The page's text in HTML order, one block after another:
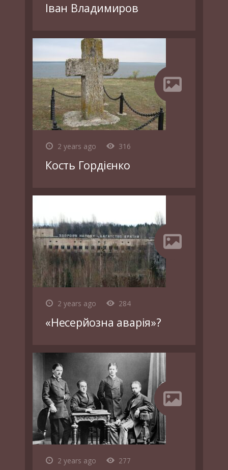
Іван Владимиров
2 years ago 316
Кость Гордієнко
2 years ago 284
«Несерйозна аварія»?
2 years ago 277